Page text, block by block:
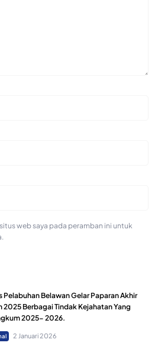
web saya pada peramban ini untuk
Pelabuhan Belawan Gelar Paparan Akhir
2025 Berbagai Tindak Kejahatan Yang
2025- 2026.
2 Januari 2026